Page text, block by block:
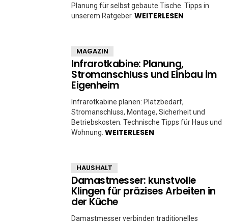
Planung für selbst gebaute Tische. Tipps in
unserem Ratgeber. WEITERLESEN
MAGAZIN
Infrarotkabine: Planung,
Stromanschluss und Einbau im
Eigenheim
Infrarotkabine planen: Platzbedarf,
Stromanschluss, Montage, Sicherheit und
Betriebskosten. Technische Tipps für Haus und
Wohnung. WEITERLESEN
HAUSHALT
Damastmesser: kunstvolle
Klingen für präzises Arbeiten in
der Küche
Damastmesser verbinden traditionelles